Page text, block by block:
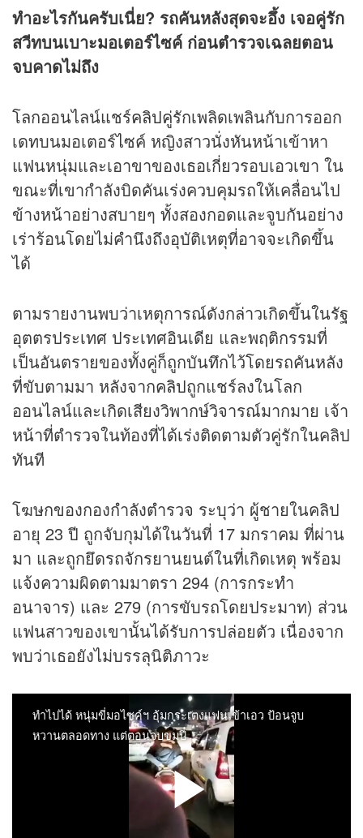
ทำอะไรกันครับเนี่ย? รถคันหลังสุดจะอึ้ง เจอคู่รัก
สวีทบนเบาะมอเตอร์ไซค์ ก่อนตำรวจเฉลยตอน
จบคาดไม่ถึง
โลกออนไลน์แชร์คลิปคู่รักเพลิดเพลินกับการออก
เดทบนมอเตอร์ไซค์ หญิงสาวนั่งหันหน้าเข้าหา
แฟนหนุ่มและเอาขาของเธอเกี่ยวรอบเอวเขา ใน
ขณะที่เขากำลังบิดคันเร่งควบคุมรถให้เคลื่อนไป
ข้างหน้าอย่างสบายๆ ทั้งสองกอดและจูบกันอย่าง
เร่าร้อนโดยไม่คำนึงถึงอุบัติเหตุที่อาจจะเกิดขึ้น
ได้
ตามรายงานพบว่าเหตุการณ์ดังกล่าวเกิดขึ้นในรัฐ
อุตตรประเทศ ประเทศอินเดีย และพฤติกรรมที่
เป็นอันตรายของทั้งคู่ก็ถูกบันทึกไว้โดยรถคันหลัง
ที่ขับตามมา หลังจากคลิปถูกแชร์ลงในโลก
ออนไลน์และเกิดเสียงวิพากษ์วิจารณ์มากมาย เจ้า
หน้าที่ตำรวจในท้องที่ได้เร่งติดตามตัวคู่รักในคลิป
ทันที
โฆษกของกองกำลังตำรวจ ระบุว่า ผู้ชายในคลิป
อายุ 23 ปี ถูกจับกุมได้ในวันที่ 17 มกราคม ที่ผ่าน
มา และถูกยึดรถจักรยานยนต์ในที่เกิดเหตุ พร้อม
แจ้งความผิดตามมาตรา 294 (การกระทำ
อนาจาร) และ 279 (การขับรถโดยประมาท) ส่วน
แฟนสาวของเขานั้นได้รับการปล่อยตัว เนื่องจาก
พบว่าเธอยังไม่บรรลุนิติภาวะ